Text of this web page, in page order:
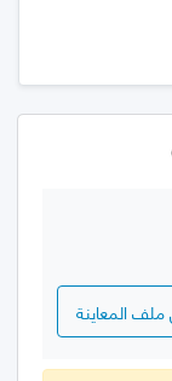
المعاينة